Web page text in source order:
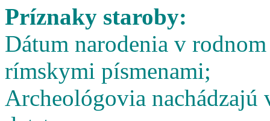
Príznaky staroby:
Dátum narodenia v
rímskymi písmenami;
Archeológovia nachádzajú